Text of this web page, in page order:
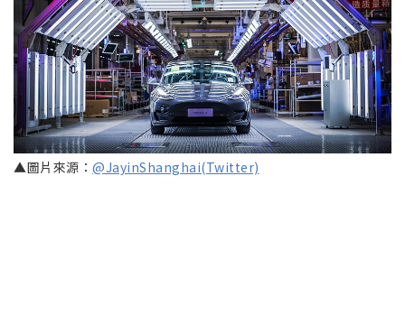
▲圖片來源： @JayinShanghai(Twitter)